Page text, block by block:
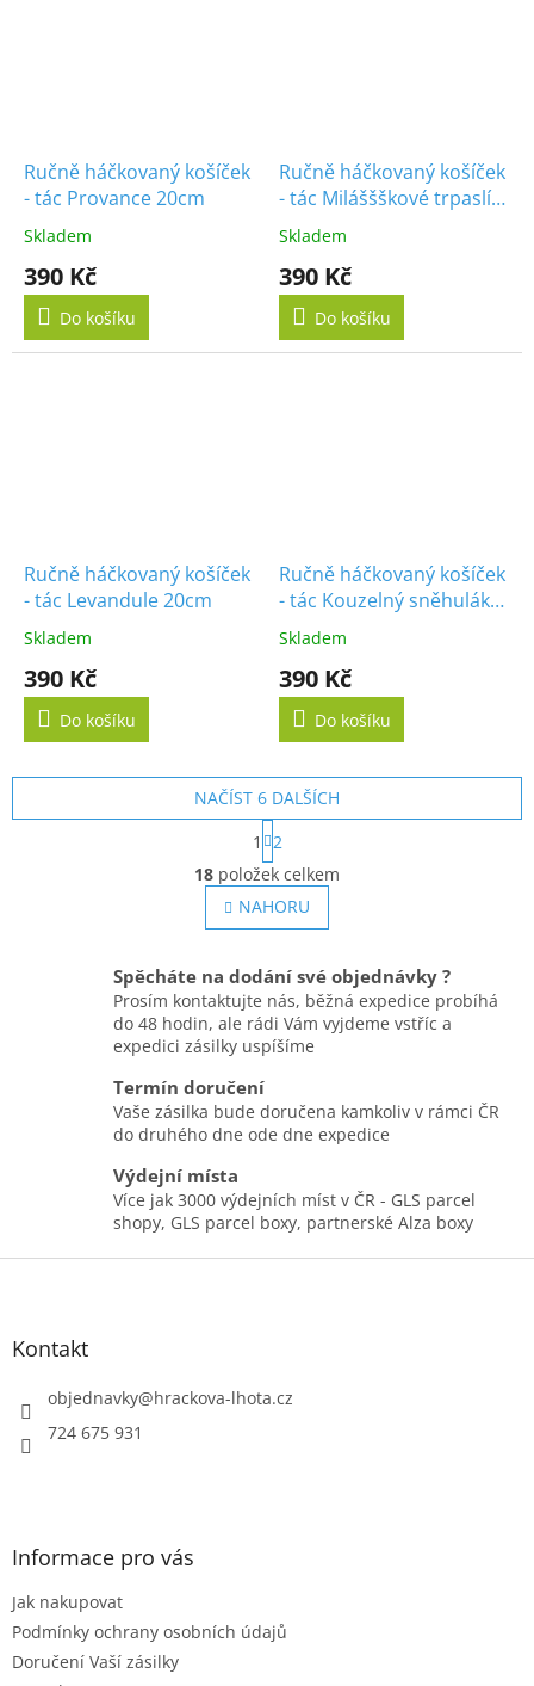
Ručně háčkovaný košíček
- tác Provance 20cm
Skladem
390 Kč
Do košíku
Ručně háčkovaný košíček
- tác Miláššškové trpaslíci
20cm
Skladem
390 Kč
Do košíku
Ručně háčkovaný košíček
- tác Levandule 20cm
Skladem
390 Kč
Do košíku
Ručně háčkovaný košíček
- tác Kouzelný sněhulák
20cm
Skladem
390 Kč
Do košíku
O
v
l
á
a
c
í
p
k
y
p
i
NAČÍST 6 DALŠÍCH
S
t
r
á
n
k
v
á
n
í
1
2
18 položek celkem
NAHORU
Spěcháte na dodání své objednávky ?
Prosím kontaktujte nás, běžná expedice probíhá
do 48 hodin, ale rádi Vám vyjdeme vstříc a
expedici zásilky uspíšíme
Termín doručení
Vaše zásilka bude doručena kamkoliv v rámci ČR
do druhého dne ode dne expedice
Výdejní místa
Více jak 3000 výdejních míst v ČR - GLS parcel
shopy, GLS parcel boxy, partnerské Alza boxy
Z
Kontakt
objednavky@hrackova-lhota.cz
724 675 931
Informace pro vás
Jak nakupovat
Podmínky ochrany osobních údajů
Doručení Vaší zásilky